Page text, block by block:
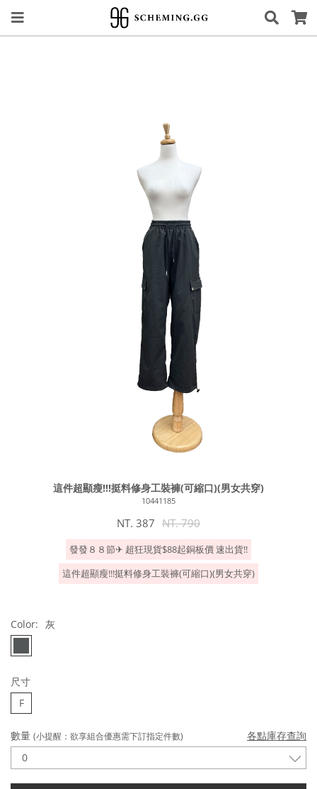
這件超顯瘦!!!挺料修身工裝褲(可縮口)(男女共穿)
10441185
NT. 387 NT. 790
發發８８節✈︎ 超狂現貨$88起銅板價 速出貨!!
這件超顯瘦!!!挺料修身工裝褲(可縮口)(男女共穿)
Color: 灰
尺寸
F
數量 (小提醒：欲享組合優惠需下訂指定件數) 各點庫存查詢